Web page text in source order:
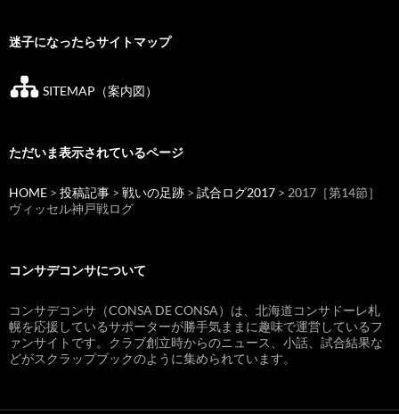
迷子になったらサイトマップ
SITEMAP（案内図）
ただいま表示されているページ
HOME > 投稿記事 > 戦いの足跡 > 試合ログ2017 > 2017［第14節］
ヴィッセル神戸戦ログ
コンサデコンサについて
コンサデコンサ（CONSA DE CONSA）は、北海道コンサドーレ札
幌を応援しているサポーターが勝手気ままに趣味で運営しているフ
ァンサイトです。クラブ創立時からのニュース、小話、試合結果な
どがスクラップブックのように集められています。